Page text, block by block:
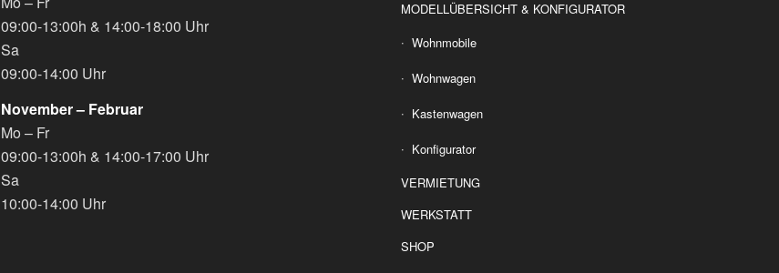
09:00-13:00h & 14:00-18:00 Uhr
Sa
09:00-14:00 Uhr
November – Februar
Mo – Fr
09:00-13:00h & 14:00-17:00 Uhr
Sa
10:00-14:00 Uhr
MODELLÜBERSICHT & KONFIGURATOR
Wohnmobile
Wohnwagen
Kastenwagen
Konfigurator
VERMIETUNG
WERKSTATT
SHOP